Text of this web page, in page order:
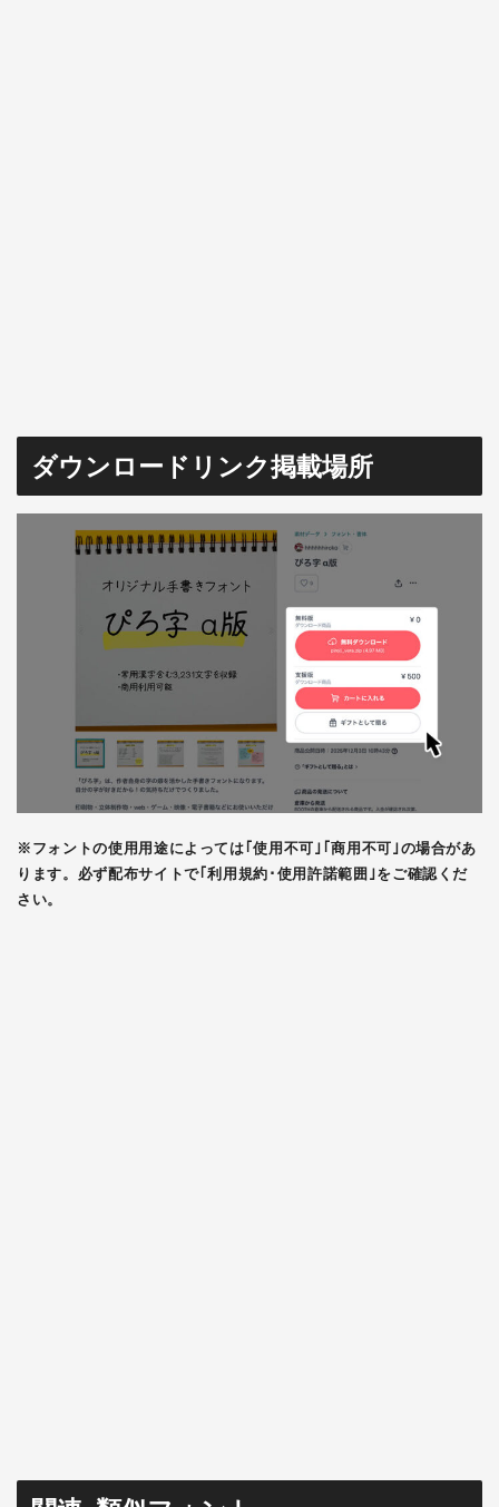
ダウンロードリンク掲載場所
※フォントの使用用途によっては｢使用不可｣｢商用不可｣の場合があ
ります。必ず配布サイトで｢利用規約･使用許諾範囲｣をご確認くだ
さい。